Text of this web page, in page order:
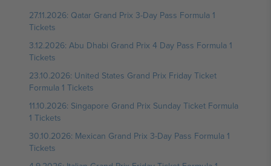
27.11.2026: Qatar Grand Prix 3-Day Pass Formula 1
Tickets
3.12.2026: Abu Dhabi Grand Prix 4 Day Pass Formula 1
Tickets
23.10.2026: United States Grand Prix Friday Ticket
Formula 1 Tickets
11.10.2026: Singapore Grand Prix Sunday Ticket Formula
1 Tickets
30.10.2026: Mexican Grand Prix 3-Day Pass Formula 1
Tickets